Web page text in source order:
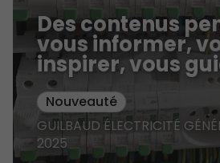
Des contenus
vous informer,
inspirer, vous
Nouveauté
GUILBAUD ÉLECTRICITÉ
2025